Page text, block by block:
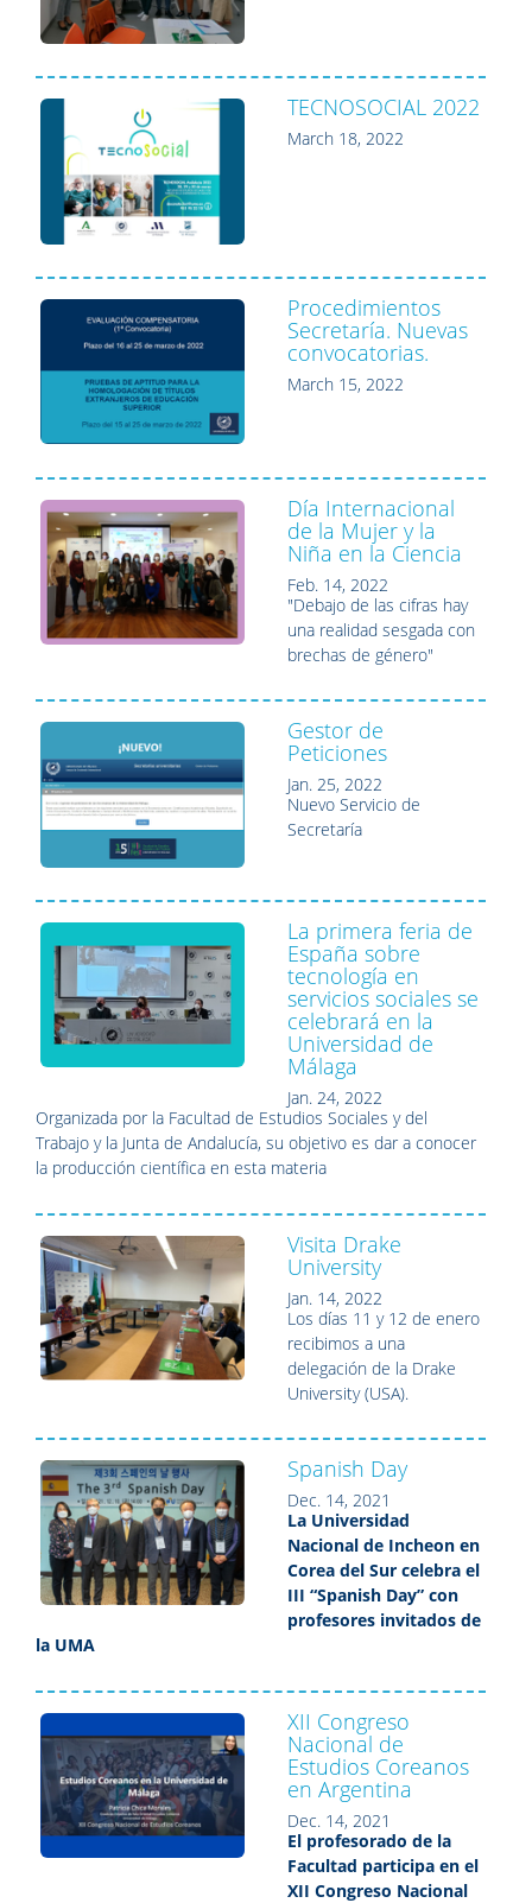
TECNOSOCIAL 2022
March 18, 2022
Procedimientos
Secretaría. Nuevas
convocatorias.
March 15, 2022
Día Internacional
de la Mujer y la
Niña en la Ciencia
Feb. 14, 2022
"Debajo de las cifras hay
una realidad sesgada con
brechas de género"
Gestor de
Peticiones
Jan. 25, 2022
Nuevo Servicio de
Secretaría
La primera feria de
España sobre
tecnología en
servicios sociales se
celebrará en la
Universidad de
Málaga
Jan. 24, 2022
Organizada por la Facultad de Estudios Sociales y del
Trabajo y la Junta de Andalucía, su objetivo es dar a conocer
la producción científica en esta materia
Visita Drake
University
Jan. 14, 2022
Los días 11 y 12 de enero
recibimos a una
delegación de la Drake
University (USA).
Spanish Day
Dec. 14, 2021
La Universidad
Nacional de Incheon en
Corea del Sur celebra el
III “Spanish Day” con
profesores invitados de
la UMA
XII Congreso
Nacional de
Estudios Coreanos
en Argentina
Dec. 14, 2021
El profesorado de la
Facultad participa en el
XII Congreso Nacional